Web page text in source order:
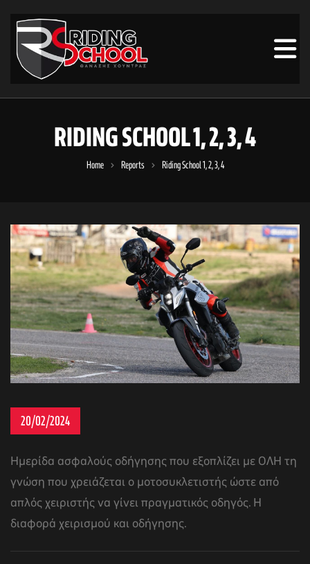
RIDING SCHOOL 1, 2, 3, 4
Home Reports Riding School 1, 2, 3, 4
20/02/2024
Ημερίδα ασφαλούς οδήγησης που εξοπλίζει με ΟΛΗ τη
γνώση που χρειάζεται ο μοτοσυκλετιστής ώστε από
απλός χειριστής να γίνει πραγματικός οδηγός. Η
διαφορά χειρισμού και οδήγησης.